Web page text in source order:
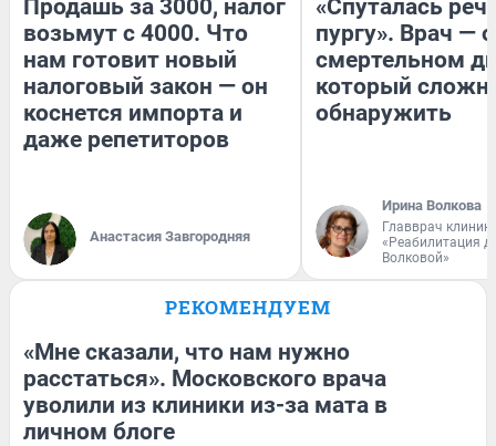
Продашь за 3000, налог
возьмут с 4000. Что
нам готовит новый
налоговый закон — он
коснется импорта и
даже репетиторов
Анастасия Завгородняя
«Спуталась
пургу». Врач — о
смертельном
который
обнаружить
Ирина Волкова
Главврач
«Реабилитация
Волковой»
РЕКОМЕНДУЕМ
«Мне сказали, что нам нужно
расстаться». Московского врача
уволили из клиники из-за мата в
личном блоге